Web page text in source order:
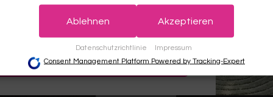
weiteren Daten zusammen, die Sie ihnen bereitgestellt haben (bspw.
anhand eines persönlichen Accounts) oder welche sie im Rahmen
können Sie jederzeit widerrufen, indem Sie auf den Datenschutz-
Button links unten klicken und dort die entsprechenden Anpassungen
vornehmen.
Datenschutzrichtlinie Impressum
Ablehnen Akzeptieren
Consent Management Platform Powered by Tracking-Expert
Deine Daten werden sicher gespeichert und gemäß unserer
Der Willkommensrabatt ist nur einmal pro Kunde gültig – auch bei
Anmeldung wird kein weiterer Code vergeben.
JETZT ANMELDEN